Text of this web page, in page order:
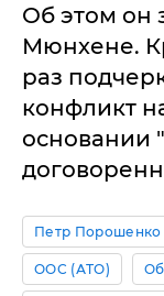
Об этом он
Мюнхене.
раз
конфликт
основании
Петр Порошенко
ООС (АТО)